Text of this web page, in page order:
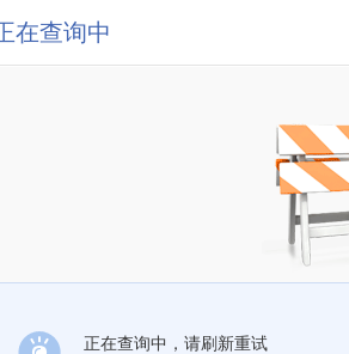
在查询中
正在查询中，请刷新重试